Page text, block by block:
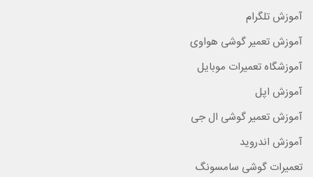
آموزش تلگرام
آموزش تعمیر گوشی هواوی
آموزشگاه تعمیرات موبایل
آموزش اپل
آموزش تعمیر گوشی ال جی
آموزش اندروید
تعمیرات گوشی سامسونگ